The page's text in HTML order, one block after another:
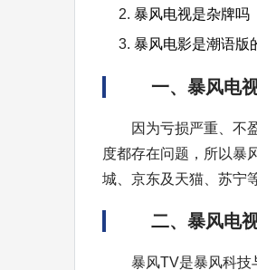
暴风电视是杂牌吗
暴风电影是潮语版
一、暴风电
因为亏损严重、不
度都存在问题，所以暴
城、京东及天猫、苏宁
二、暴风电
暴风TV是暴风科技